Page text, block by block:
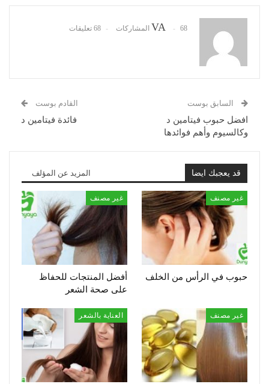
VA 68 المشاركات 68 تعليقات
السابق بوست
افضل حبوب فيتامين د
وكالسيوم وأهم فوائدها
القادم بوست
فائدة فيتامين د
قد يعجبك ايضا المزيد عن المؤلف
غير مصنف
حبوب في الرأس من الخلف
غير مصنف
أفضل المنتجات للحفاظ
على صحة الشعر
غير مصنف العناية بالشعر